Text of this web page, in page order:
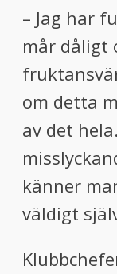
– Jag har
mår dåligt
om detta
av det
känner
väldigt